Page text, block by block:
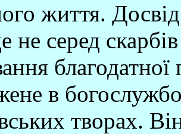
життя.
не серед
в
творах.